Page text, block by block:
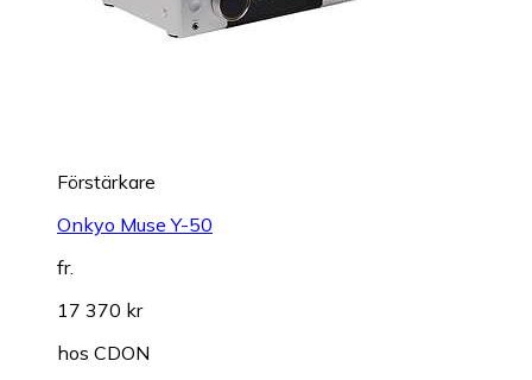
Förstärkare
Onkyo Muse Y-50
fr.
17 370 kr
hos CDON